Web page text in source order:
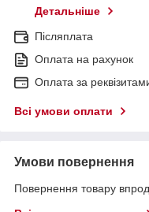
Детальніше
Післяплата
Оплата на рахунок
Оплата за
Всі умови оплати
Умови повернення
Повернення товару